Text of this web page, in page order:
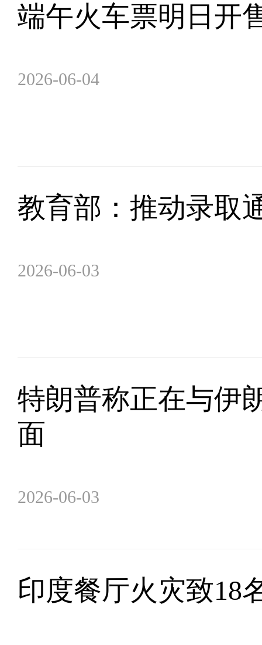
端午火车票明日开
2026-06-04
教育部：推动录取
2026-06-03
特朗普称正在与伊
面
2026-06-03
印度餐厅火灾致18